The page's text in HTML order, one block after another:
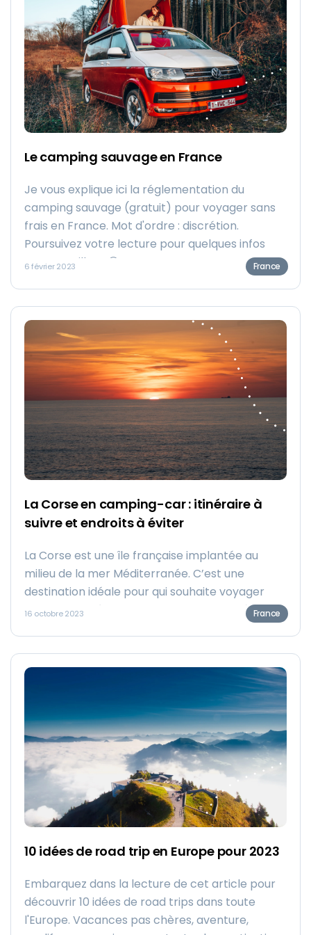
Le camping sauvage en France
Je vous explique ici la réglementation du
camping sauvage (gratuit) pour voyager sans
frais en France. Mot d'ordre : discrétion.
Poursuivez votre lecture pour quelques infos
sans pareilles ! 😉
6 février 2023 France
La Corse en camping-car : itinéraire à
suivre et endroits à éviter
La Corse est une île française implantée au
milieu de la mer Méditerranée. C’est une
destination idéale pour qui souhaite voyager
sans devoir nécessairement apprendre à
parler une autre langue. La Corse est une île
tous ses secrets, à condition de savoir où
16 octobre 2023 France
10 idées de road trip en Europe pour 2023
Embarquez dans la lecture de cet article pour
découvrir 10 idées de road trips dans toute
l'Europe. Vacances pas chères, aventure,